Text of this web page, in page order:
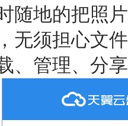
随地的把照
无须担心文
、管理、分